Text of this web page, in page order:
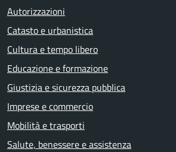
Autorizzazioni
Catasto e urbanistica
Cultura e tempo libero
Educazione e formazione
Giustizia e sicurezza pubblica
Imprese e commercio
Mobilità e trasporti
Salute, benessere e assistenza